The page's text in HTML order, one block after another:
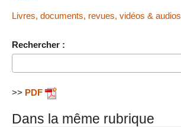
Livres, documents, revues, vidéos & audios
Rechercher :
>> PDF
Dans la même rubrique